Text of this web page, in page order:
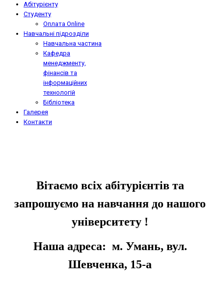
Абітурієнту
Студенту
Оплата Online
Навчальні підрозділи
Навчальна частина
Кафедра
менеджменту,
фінансів та
інформаційних
технологій
Бібліотека
Галерея
Контакти
Вітаємо всіх абітурієнтів та
запрошуємо на навчання до нашого
університету !
Наша адреса: м. Умань, вул.
Шевченка, 15-а